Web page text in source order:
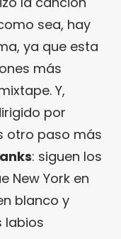
sea, hay
ya que esta
más
Y,
por
otro paso más
: siguen los
New York en
blanco y
labios